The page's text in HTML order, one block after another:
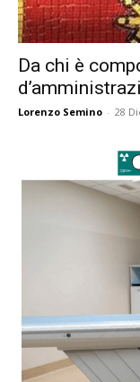
Da chi è
Lorenzo Semino - 28